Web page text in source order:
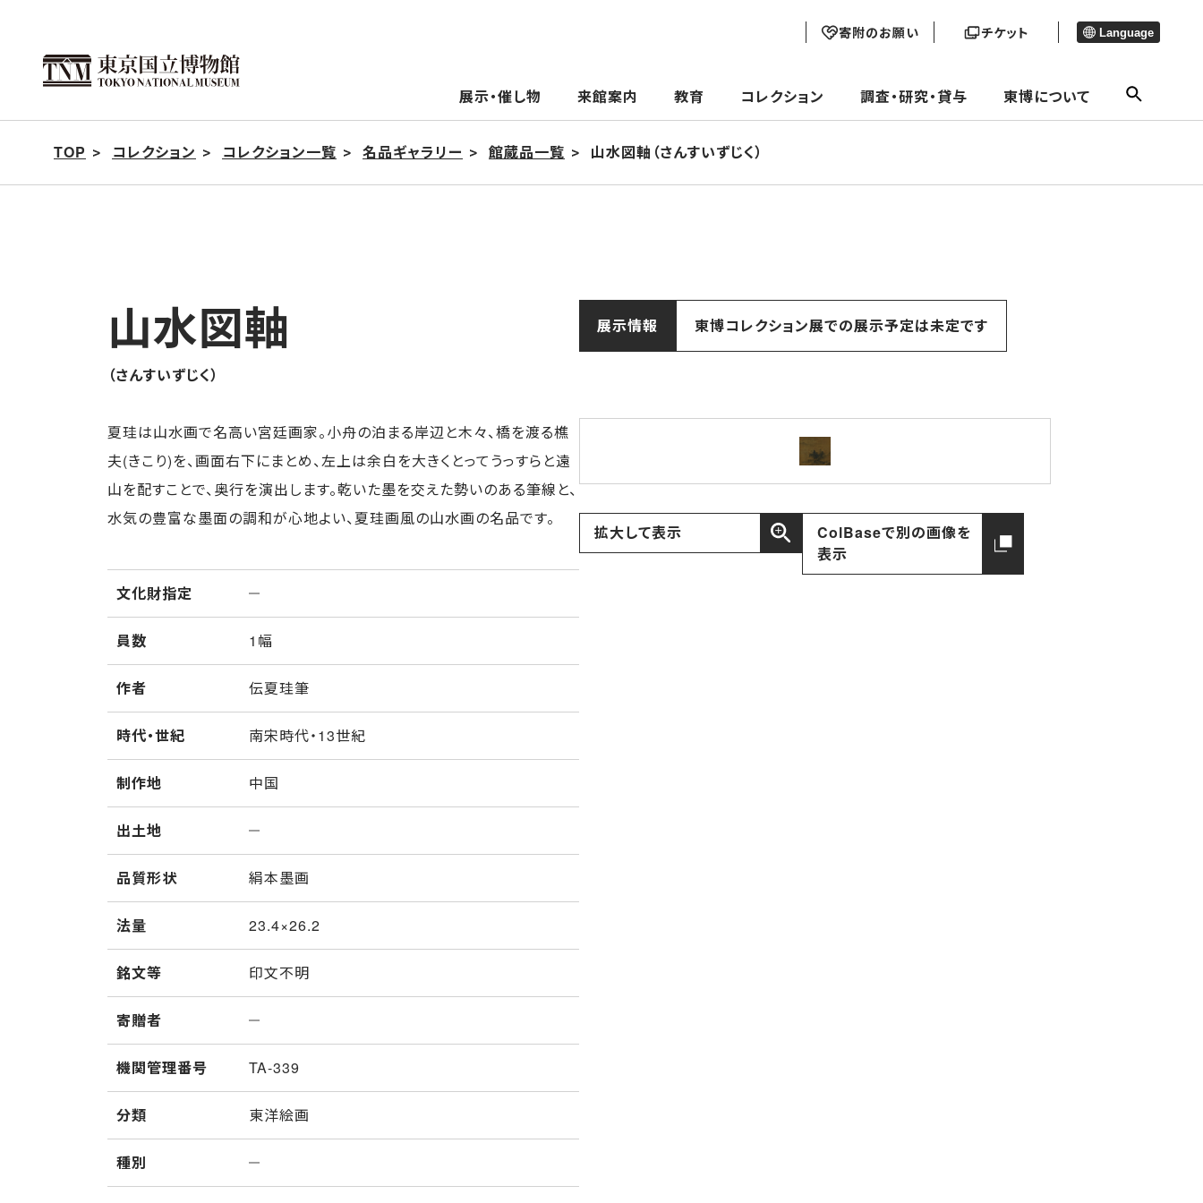
本
寄附のお願い チケット Language
展示・催し物 来館案内 教育 コレクション 調査・研究・貸与 東博について
TOP コレクション コレクション一覧 名品ギャラリー 館蔵品一覧 山水図軸（さんすいずじく）
山水図軸
（さんすいずじく）
展示情報 東博コレクション展での展示予定は未定です
夏珪は山水画で名高い宮廷画家。小舟の泊まる岸辺と木々、橋を渡る樵
夫(きこり)を、画面右下にまとめ、左上は余白を大きくとってうっすらと遠
山を配すことで、奥行を演出します。乾いた墨を交えた勢いのある筆線と、
水気の豊富な墨面の調和が心地よい、夏珪画風の山水画の名品です。
文化財指定
員数 1幅
作者 伝夏珪筆
時代・世紀 南宋時代・13世紀
制作地 中国
出土地
品質形状 絹本墨画
法量 23.4×26.2
銘文等 印文不明
寄贈者
機関管理番号 TA-339
分類 東洋絵画
種別
拡大して表示
ColBaseで別の画像を
表示